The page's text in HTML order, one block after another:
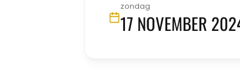
zondag
17 NOVEMBER